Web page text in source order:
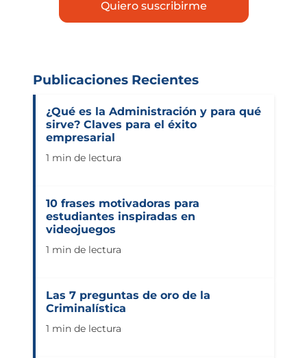
Publicaciones Recientes
¿Qué es la Administración y para qué
sirve? Claves para el éxito
empresarial
1 min de lectura
10 frases motivadoras para
estudiantes inspiradas en
videojuegos
1 min de lectura
Las 7 preguntas de oro de la
Criminalística
1 min de lectura